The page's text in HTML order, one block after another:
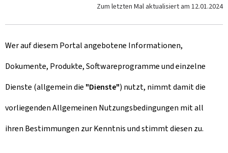
Zum letzten Mal aktualisiert am 12.01.2024
Wer auf diesem Portal angebotene Informationen,
Dokumente, Produkte, Softwareprogramme und einzelne
Dienste (allgemein die "Dienste") nutzt, nimmt damit die
vorliegenden Allgemeinen Nutzungsbedingungen mit all
ihren Bestimmungen zur Kenntnis und stimmt diesen zu.